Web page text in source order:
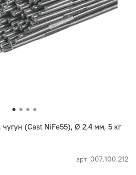
арт. 007.100.212
(Cast NiFe55), Ø 2,4 мм, 5 кг